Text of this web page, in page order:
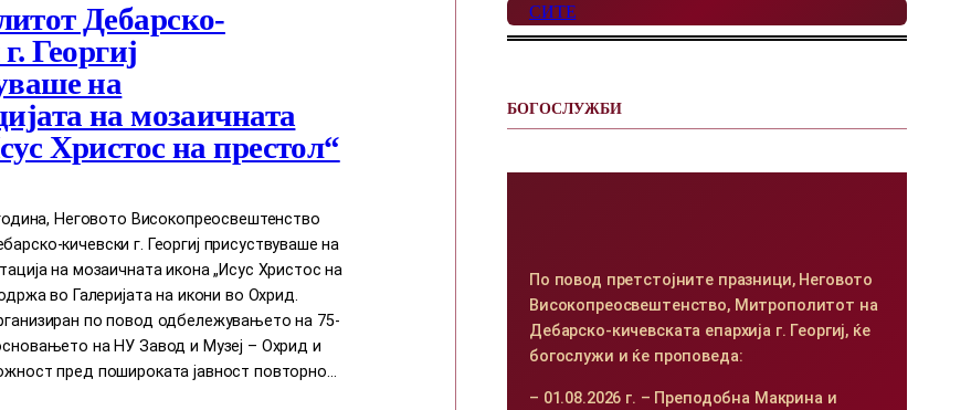
Дебарско-
Георгиј
на
на мозаичната
Христос на престол“
Неговото Високопреосвештенство
кичевски г. Георгиј присуствуваше на
на мозаичната икона „Исус Христос на
во Галеријата на икони во Охрид.
по повод одбележувањето на 75-
на НУ Завод и Музеј – Охрид и
пред пошироката јавност повторно…
СИТЕ
БОГОСЛУЖБИ
По повод претстојните празници, Неговото
Високопреосвештенство, Митрополитот на
Дебарско-кичевската епархија г. Георгиј, ќе
богослужи и ќе проповеда:
– 01.08.2026 г. – Преподобна Макрина и